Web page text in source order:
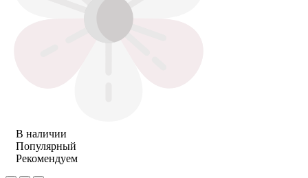
В наличии
Популярный
Рекомендуем